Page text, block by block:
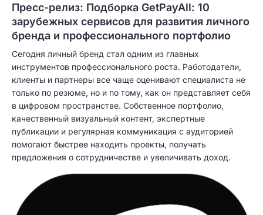
Пресс-релиз: Подборка GetPayAll: 10
зарубежных сервисов для развития личного
бренда и профессионального портфолио
Сегодня личный бренд стал одним из главных
инструментов профессионального роста. Работодатели,
клиенты и партнеры все чаще оценивают специалиста не
только по резюме, но и по тому, как он представляет себя
в цифровом пространстве. Собственное портфолио,
качественный визуальный контент, экспертные
публикации и регулярная коммуникация с аудиторией
помогают быстрее находить проекты, получать
предложения о сотрудничестве и увеличивать доход.